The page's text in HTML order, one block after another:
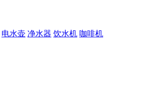
电水壶 净水器 饮水机 咖啡机